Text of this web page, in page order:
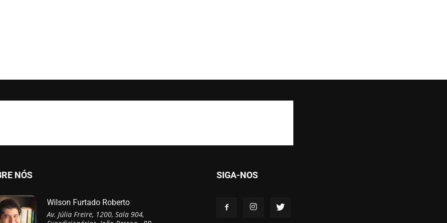
NÓS
Wilson Furtado Roberto
Av. Júlia Freire, 1200, Sala 904,
SIGA-NOS